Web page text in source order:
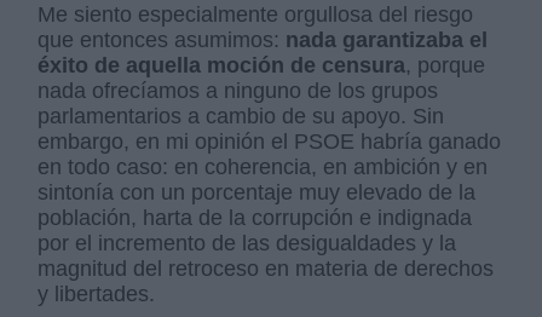
Me siento especialmente orgullosa del riesgo
que entonces asumimos: nada garantizaba el
éxito de aquella moción de censura, porque
nada ofrecíamos a ninguno de los grupos
parlamentarios a cambio de su apoyo. Sin
embargo, en mi opinión el PSOE habría ganado
en todo caso: en coherencia, en ambición y en
sintonía con un porcentaje muy elevado de la
población, harta de la corrupción e indignada
por el incremento de las desigualdades y la
magnitud del retroceso en materia de derechos
y libertades.